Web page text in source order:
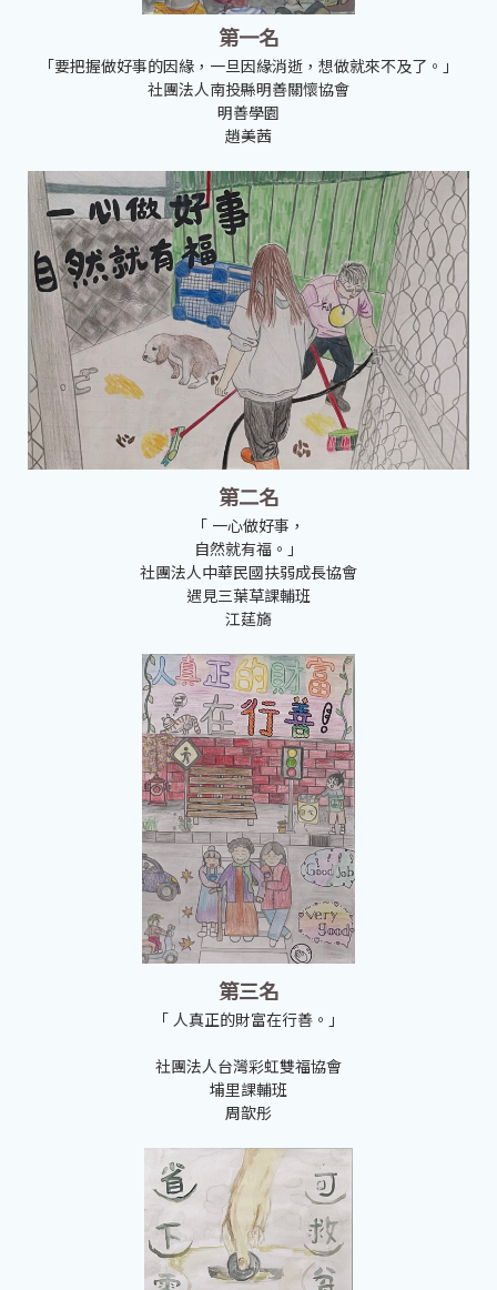
第一名
「要把握做好事的因緣，一旦因緣消逝，想做就來不及了。」
社團法人南投縣明善關懷協會
明善學園
趙美茜
第二名
「 一心做好事，
自然就有福。」
社團法人中華民國扶弱成長協會
遇見三葉草課輔班
江莛旖
第三名
「 人真正的財富在行善。」
社團法人台灣彩虹雙福協會
埔里課輔班
周歆彤